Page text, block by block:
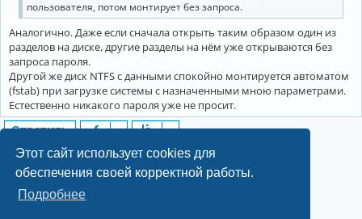
Этот сайт использует cookies для
обеспечения своей корректной работы.
Подробнее
пользователя, потом монтирует без запроса.
Аналогично. Даже если сначала открыть таким образом один из
разделов на диске, другие разделы на нём уже открываются без
запроса пароля.
Другой же диск NTFS с данными спокойно монтируется автоматом
(fstab) при загрузке системы с назначенными мною параметрами.
Естественно никакого пароля уже не просит.
Ответить
12 сообщений • Страница